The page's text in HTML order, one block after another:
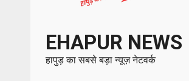
EHAPUR NEWS
हापुड़ का सबसे बड़ा न्यूज़ नेटवर्क